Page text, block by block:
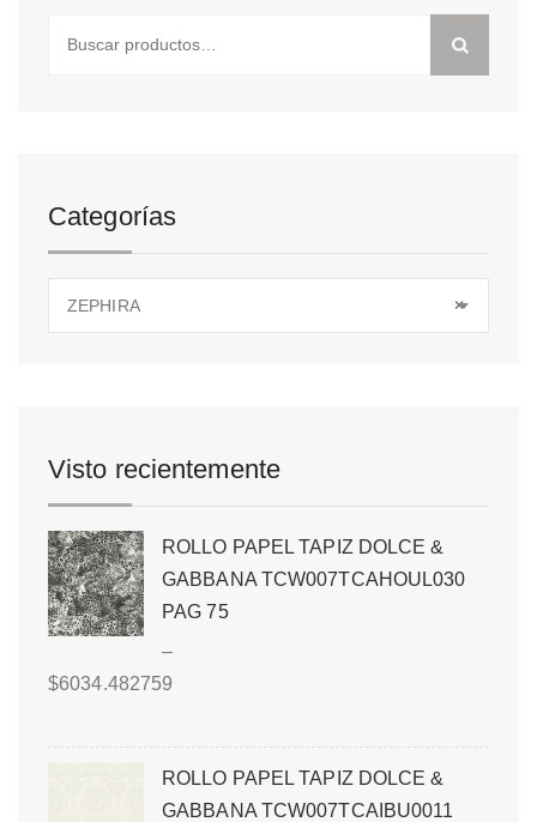
Categorías
×
ZEPHIRA
Visto recientemente
ROLLO PAPEL TAPIZ DOLCE &
GABBANA TCW007TCAHOUL030
PAG 75
–
$6034.482759
ROLLO PAPEL TAPIZ DOLCE &
GABBANA TCW007TCAIBU0011